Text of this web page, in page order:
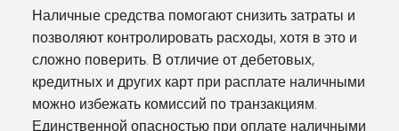
Наличные средства помогают снизить затраты и
позволяют контролировать расходы, хотя в это и
сложно поверить. В отличие от дебетовых,
кредитных и других карт при расплате наличными
можно избежать комиссий по транзакциям.